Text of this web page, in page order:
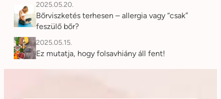
2025.05.20.
Bőrviszketés terhesen – allergia vagy “csak”
feszülő bőr?
2025.05.15.
Ez mutatja, hogy folsavhiány áll fent!